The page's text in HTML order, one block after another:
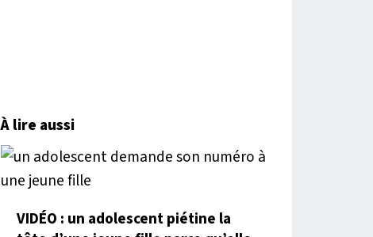
À lire aussi
VIDÉO : un adolescent piétine la